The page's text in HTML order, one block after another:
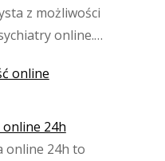
z możliwości
online.…
online
24h
online 24h to